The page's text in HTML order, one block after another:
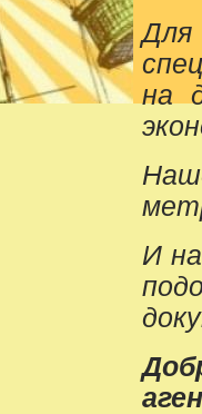
на
И